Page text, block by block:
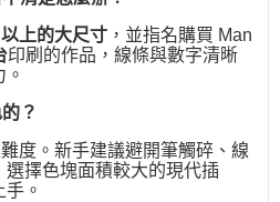
上的大尺寸 ，並指名購買 Man
印刷的作品，線條與數字清晰
？
度。新手建議避開筆觸碎、線
擇色塊面積較大的現代插
。